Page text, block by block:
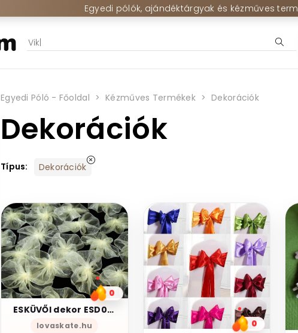
Egyedi pólók, ajándéktárgyak és kézműves
Egyedi Póló - Főoldal Kézműves Termékek Dekorációk
Dekorációk
Típus: Dekorációk
0
ESKÜVŐI dekor ESD03 - 60x40mm-es organza masni - több színben
lovaskate.hu 0